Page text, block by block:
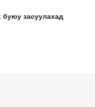
буюу засуулахад